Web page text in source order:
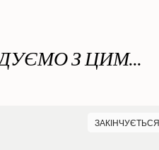
З ЦИМ...
ЗАКІНЧУЄТЬСЯ